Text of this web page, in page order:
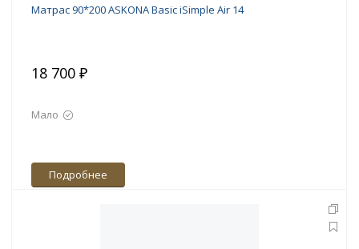
Матрас 90*200 ASKONA Basic iSimple Air 14
18 700 ₽
Мало
Подробнее